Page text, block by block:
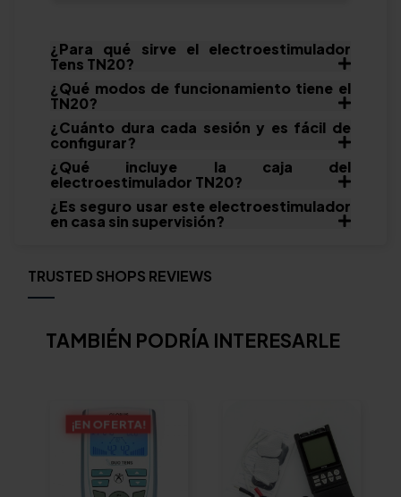
¿Para qué sirve el electroestimulador
Tens TN20?
¿Qué modos de funcionamiento tiene el
TN20?
¿Cuánto dura cada sesión y es fácil de
configurar?
¿Qué incluye la caja del
electroestimulador TN20?
¿Es seguro usar este electroestimulador
en casa sin supervisión?
TRUSTED SHOPS REVIEWS
TAMBIÉN PODRÍA INTERESARLE
¡EN OFERTA!